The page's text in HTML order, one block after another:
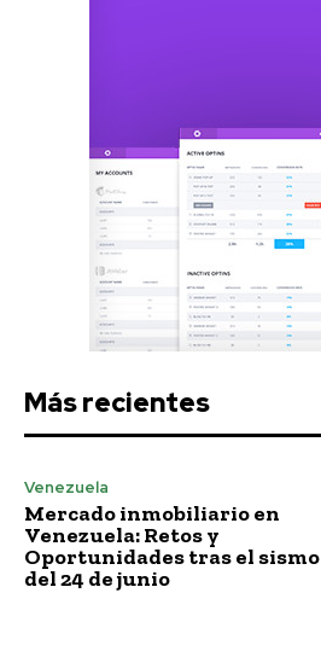
Más recientes
Venezuela
Mercado inmobiliario en
Venezuela: Retos y
Oportunidades tras el sismo
del 24 de junio